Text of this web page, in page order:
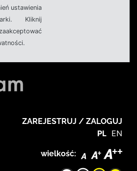
ustawienia
Kliknij
ZAREJESTRUJ / ZALOGUJ
PL EN
wielkość: